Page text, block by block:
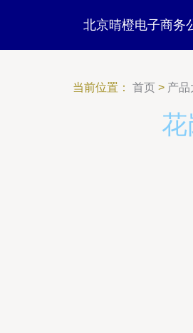
北京晴橙电子商务
当前位置： 首页 > 产品